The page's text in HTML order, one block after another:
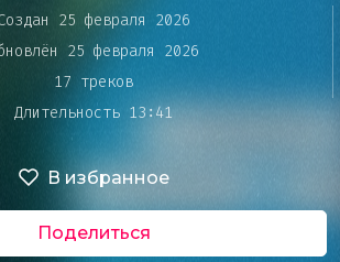
Эдиторы
Чарты
DJ BATTLE
25 февраля 2026
25 февраля 2026
17 треков
Длительность 13:41
В избранное
Поделиться